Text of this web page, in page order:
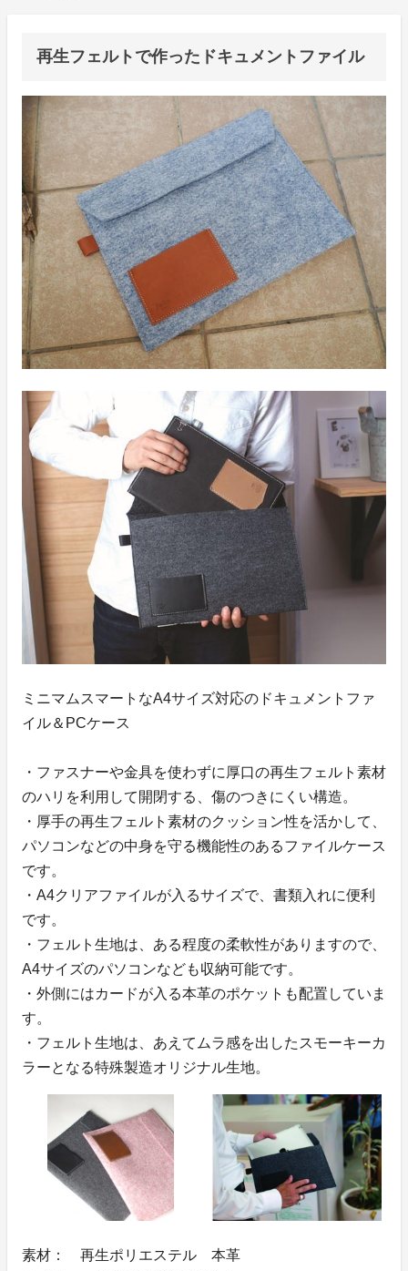
再生フェルトで作ったドキュメントファイル
ミニマムスマートなA4サイズ対応のドキュメントファ
イル＆PCケース
・ファスナーや金具を使わずに厚口の再生フェルト素材
のハリを利用して開閉する、傷のつきにくい構造。
・厚手の再生フェルト素材のクッション性を活かして、
パソコンなどの中身を守る機能性のあるファイルケース
です。
・A4クリアファイルが入るサイズで、書類入れに便利
です。
・フェルト生地は、ある程度の柔軟性がありますので、
A4サイズのパソコンなども収納可能です。
・外側にはカードが入る本革のポケットも配置していま
す。
・フェルト生地は、あえてムラ感を出したスモーキーカ
ラーとなる特殊製造オリジナル生地。
素材： 再生ポリエステル 本革